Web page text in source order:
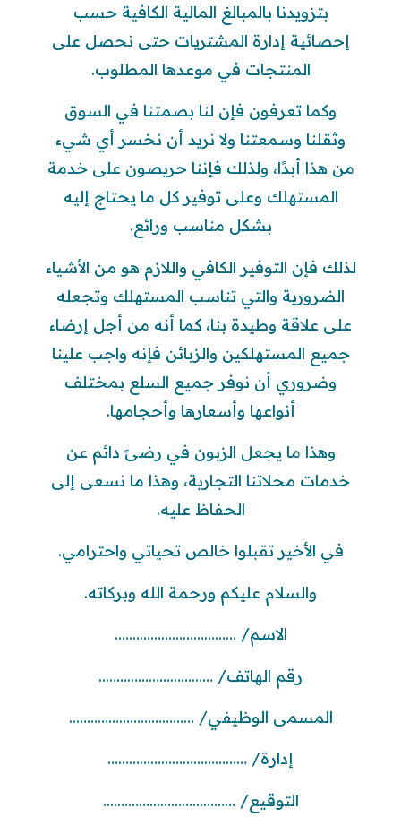
بتزويدنا بالمبالغ المالية الكافية حسب
إحصائية إدارة المشتريات حتى نحصل على
المنتجات في موعدها المطلوب.
وكما تعرفون فإن لنا بصمتنا في السوق
وثقلنا وسمعتنا ولا نريد أن نخسر أي شيء
من هذا أبدًا، ولذلك فإننا حريصون على خدمة
المستهلك وعلى توفير كل ما يحتاج إليه
بشكل مناسب ورائع.
لذلك فإن التوفير الكافي واللازم هو من الأشياء
الضرورية والتي تناسب المستهلك وتجعله
على علاقة وطيدة بنا، كما أنه من أجل إرضاء
جميع المستهلكين والزبائن فإنه واجب علينا
وضروري أن نوفر جميع السلع بمختلف
أنواعها وأسعارها وأحجامها.
وهذا ما يجعل الزبون في رضىً دائم عن
خدمات محلاتنا التجارية، وهذا ما نسعى إلى
الحفاظ عليه.
في الأخير تقبلوا خالص تحياتي واحترامي.
والسلام عليكم ورحمة الله وبركاته.
الاسم/ …………………………….
رقم الهاتف/ …………………………..
المسمى الوظيفي/ ……………………………..
إدارة/ …………………………………
التوقيع/ ……………………………….